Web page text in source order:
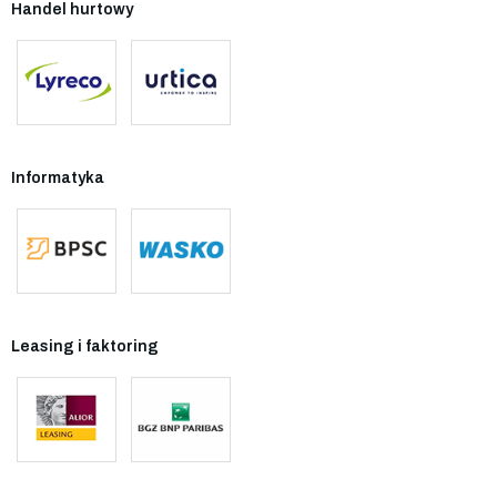
Handel hurtowy
Informatyka
Leasing i faktoring